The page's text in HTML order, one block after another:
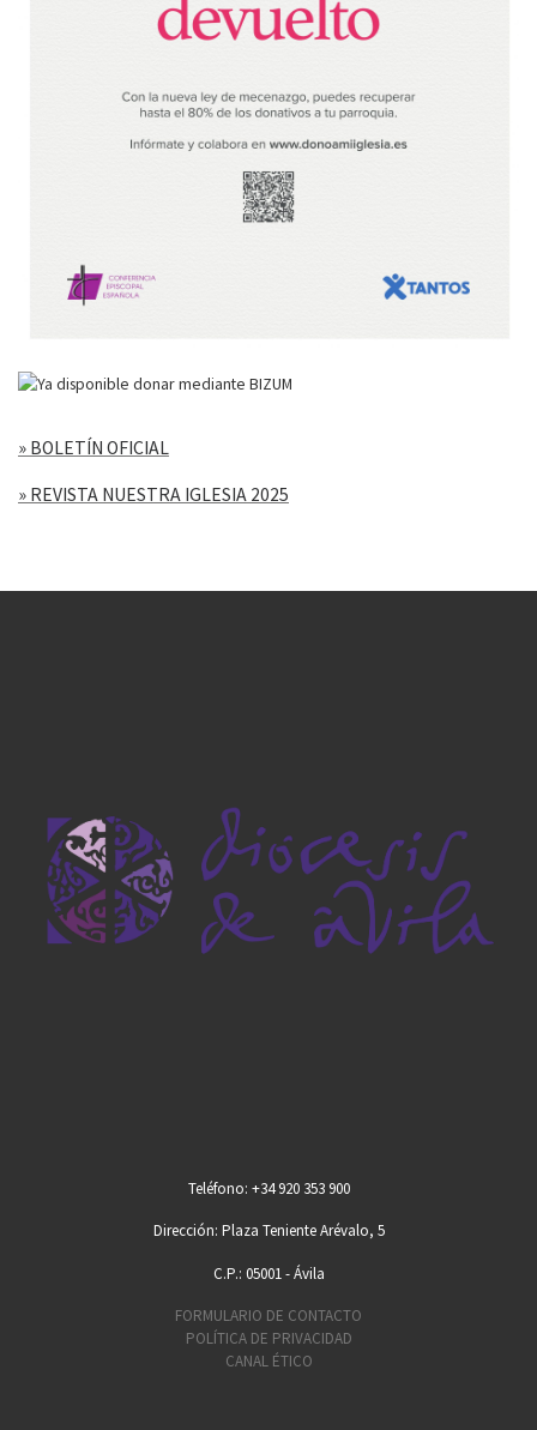
» BOLETÍN OFICIAL
» REVISTA NUESTRA IGLESIA 2025
Teléfono: +34 920 353 900
Dirección: Plaza Teniente Arévalo, 5
C.P.: 05001 - Ávila
FORMULARIO DE CONTACTO
POLÍTICA DE PRIVACIDAD
CANAL ÉTICO